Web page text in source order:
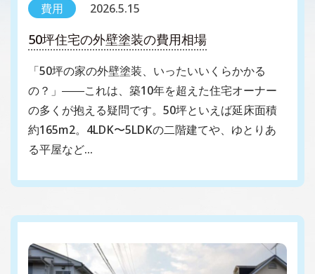
費用 2026.5.15
50坪住宅の外壁塗装の費用相場
「50坪の家の外壁塗装、いったいいくらかかる
の？」――これは、築10年を超えた住宅オーナー
の多くが抱える疑問です。50坪といえば延床面積
約165m2。4LDK〜5LDKの二階建てや、ゆとりあ
る平屋など…